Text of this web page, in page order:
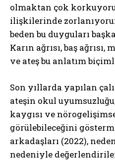
olmaktan çok
ilişkilerinde
beden bu duyguları
Karın ağrısı, baş
ve ateş bu anlatım
Son yıllarda yapılan
ateşin okul
kaygısı ve
görülebileceğini
arkadaşları (2022),
nedeniyle